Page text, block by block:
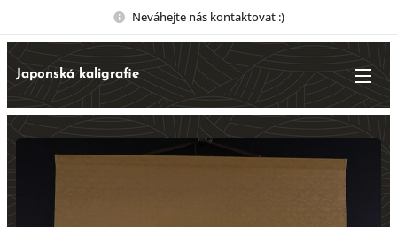
Neváhejte nás kontaktovat :)
Japonská kaligrafie